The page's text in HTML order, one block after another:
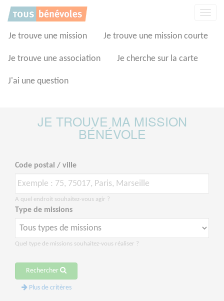
Je trouve une mission Je trouve une mission courte
Je trouve une association Je cherche sur la carte
J'ai une question
JE TROUVE MA MISSION
BÉNÉVOLE
Code postal / ville
A quel endroit souhaitez-vous agir ?
Type de missions
Quel type de missions souhaitez-vous réaliser ?
Rechercher
Plus de critères
Panneau de gestion des cookies